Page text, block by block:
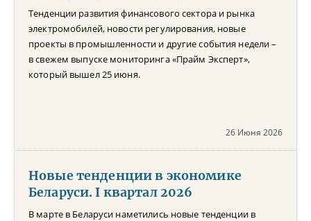
Тенденции развития финансового сектора и рынка
электромобилей, новости регулирования, новые
проекты в промышленности и другие события недели –
в свежем выпуске мониторинга «Прайм Эксперт»,
который вышел 25 июня.
26 Июня 2026
Новые тенденции в экономике
Беларуси. I квартал 2026
В марте в Беларуси наметились новые тенденции в